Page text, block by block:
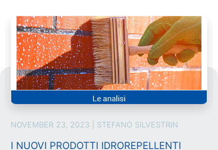
NOVEMBER 23, 2023 | STEFANO SILVESTRIN
I NUOVI PRODOTTI IDROREPELLENTI